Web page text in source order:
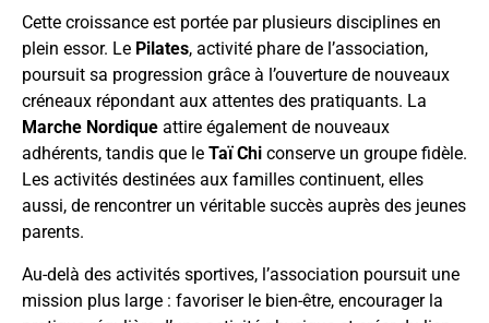
Cette croissance est portée par plusieurs disciplines en
plein essor. Le Pilates, activité phare de l’association,
poursuit sa progression grâce à l’ouverture de nouveaux
créneaux répondant aux attentes des pratiquants. La
Marche Nordique attire également de nouveaux
adhérents, tandis que le Taï Chi conserve un groupe fidèle.
Les activités destinées aux familles continuent, elles
aussi, de rencontrer un véritable succès auprès des jeunes
parents.
Au-delà des activités sportives, l’association poursuit une
mission plus large : favoriser le bien-être, encourager la